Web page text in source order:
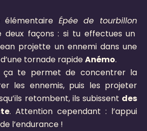
élémentaire Épée de tourbillon
deux façons : si tu effectues un
projette un ennemi dans une
tornade rapideAnémo.
ça te permet de concentrer la
les ennemis, puis les projeter
retombent, ils subissent des
. Attention cependant : l’appui
l’endurance !